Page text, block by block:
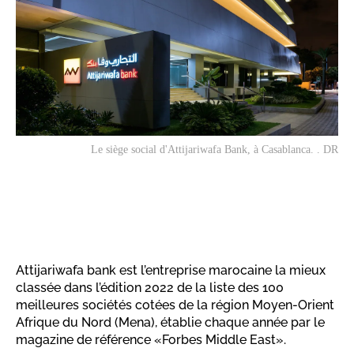
Le siège social d'Attijariwafa Bank, à Casablanca. . DR
Attijariwafa bank est l’entreprise marocaine la mieux
classée dans l’édition 2022 de la liste des 100
meilleures sociétés cotées de la région Moyen-Orient
Afrique du Nord (Mena), établie chaque année par le
magazine de référence «Forbes Middle East».